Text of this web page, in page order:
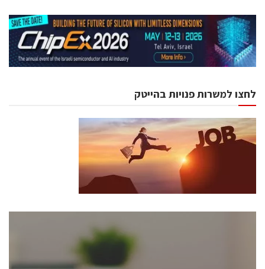
לחצו למשרות פנויות בהייטק
כנסים ואירועים